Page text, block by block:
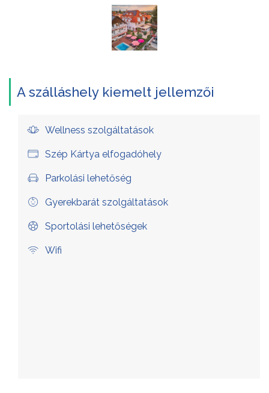
A szálláshely kiemelt jellemzői
Wellness szolgáltatások
Szép Kártya elfogadóhely
Parkolási lehetőség
Gyerekbarát szolgáltatások
Sportolási lehetőségek
Wifi